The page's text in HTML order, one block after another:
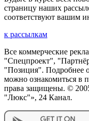
страницу наших
соответствуют вашим
к рассылкам
Все коммерческие
"Спецпроект",
"Позиция". Подробнее
можно ознакомиться в
права защищены. ©
"Люкс"», 24 Канал.